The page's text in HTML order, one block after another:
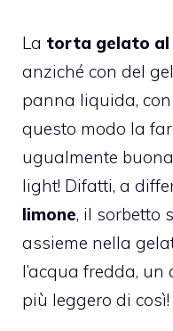
La torta gelato al
anziché con del
panna liquida,
questo modo la
ugualmente
light! Difatti, a
limone, il sorbetto
assieme nella
l’acqua fredda, un
più leggero di così!